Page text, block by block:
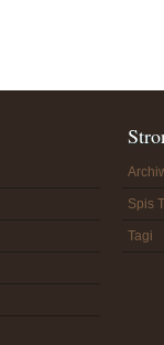
Spis
Tagi